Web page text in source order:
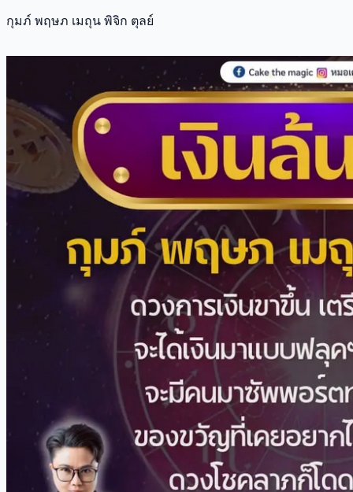
กุมภ์ พฤษภ เมถุน พิจิก ตุลย์